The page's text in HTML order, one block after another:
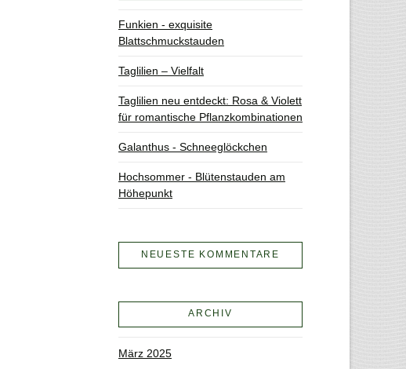
Funkien - exquisite
Blattschmuckstauden
Taglilien – Vielfalt
Taglilien neu entdeckt: Rosa & Violett
für romantische Pflanzkombinationen
Galanthus - Schneeglöckchen
Hochsommer - Blütenstauden am
Höhepunkt
NEUESTE KOMMENTARE
ARCHIV
März 2025